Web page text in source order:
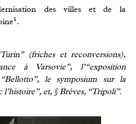
des villes et de la
1 .
(friches et reconversions),
à Varsovie”, l’“exposition
“Bellotto”, le symposium sur la
l’histoire”, et, § Brèves, “Tripoli”.